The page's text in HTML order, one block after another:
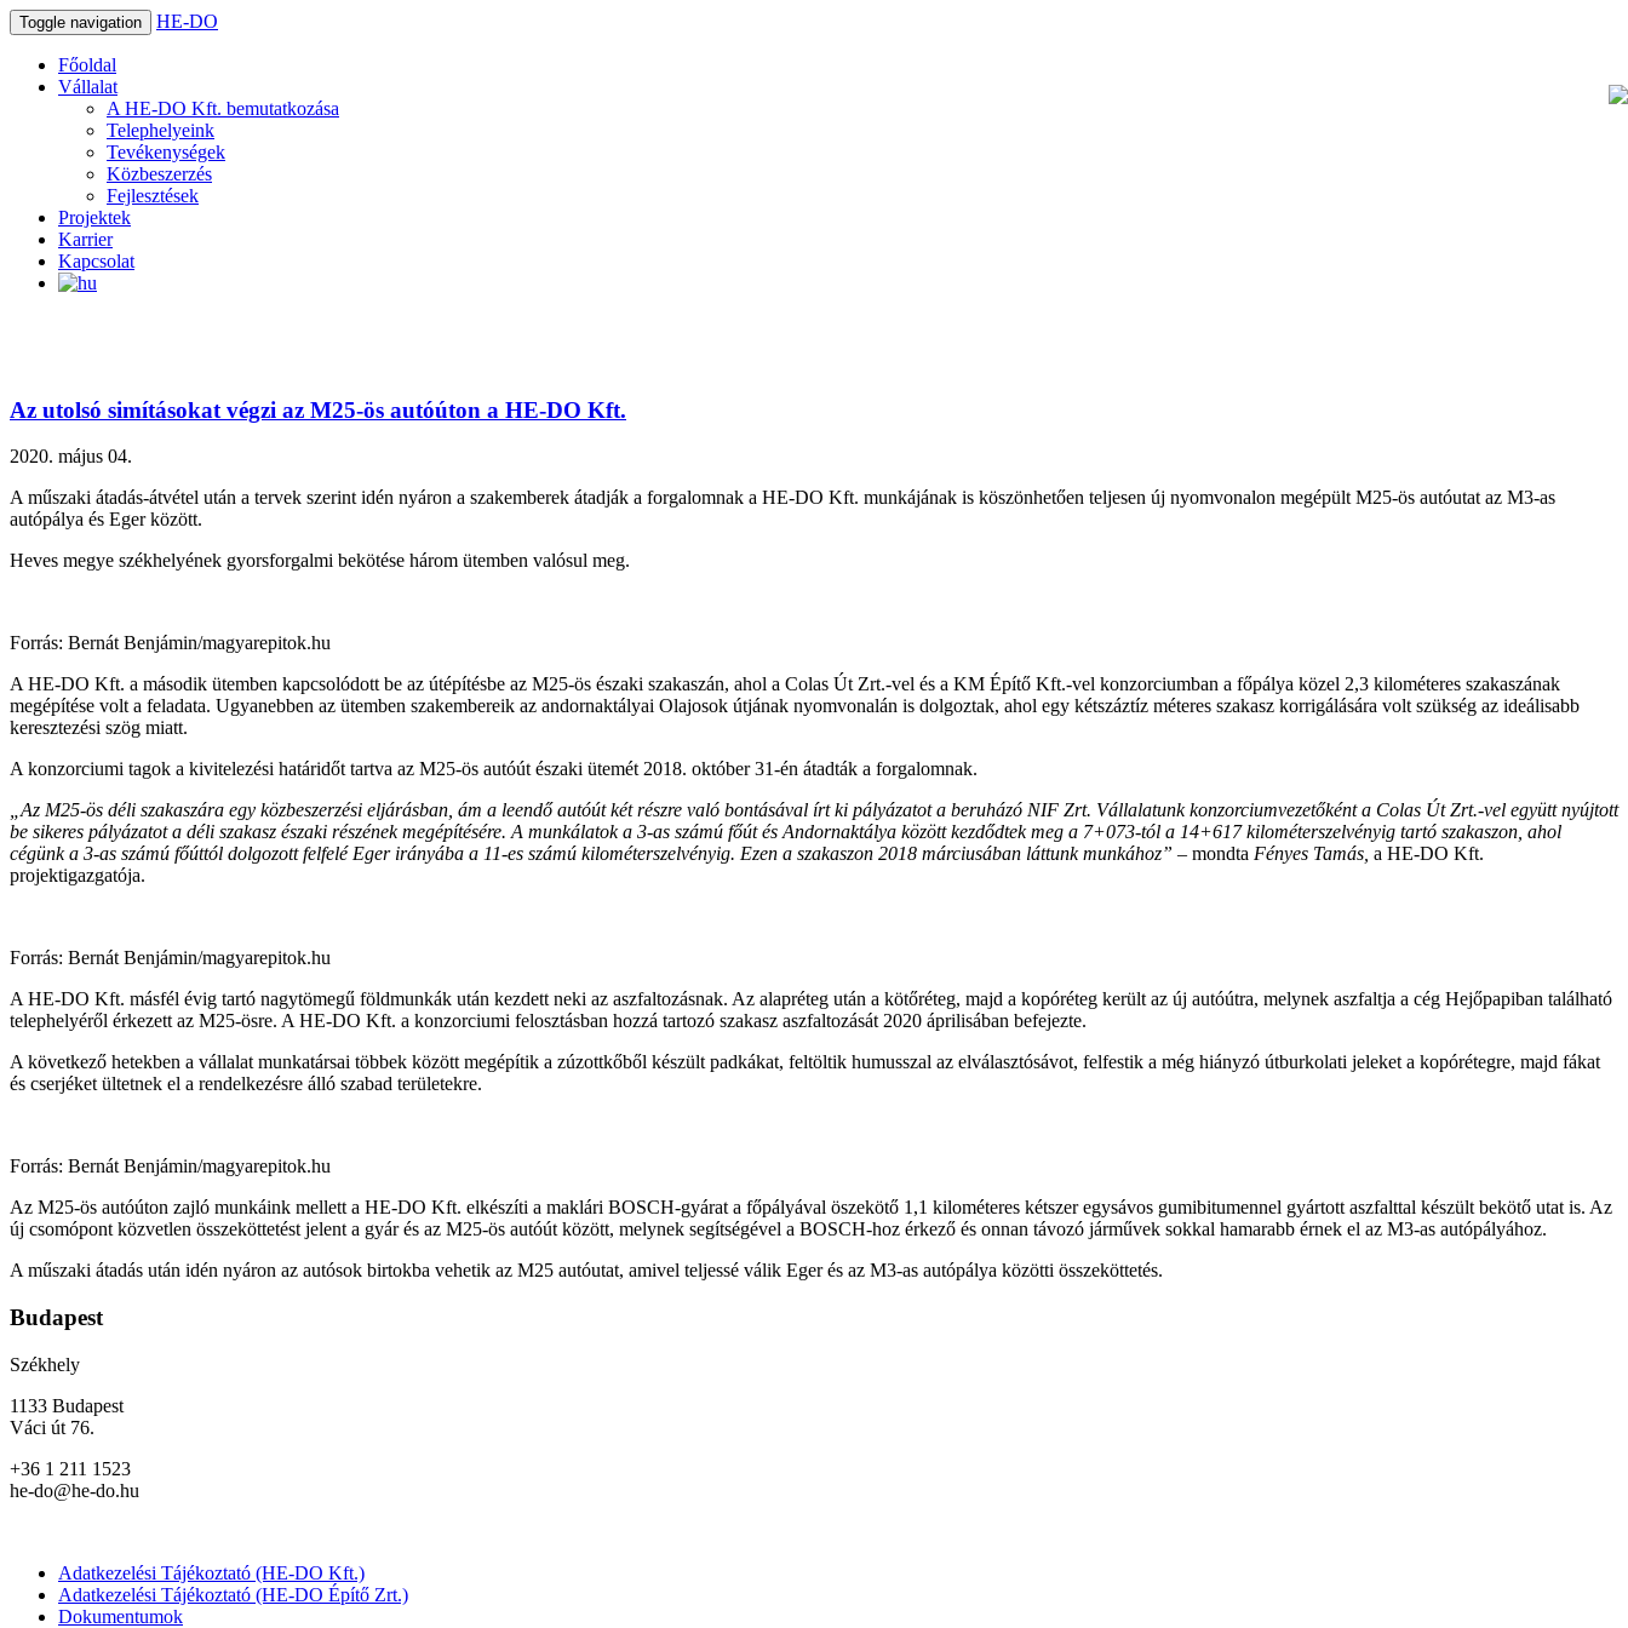
Toggle navigation HE-DO
Főoldal
Vállalat
A HE-DO Kft. bemutatkozása
Telephelyeink
Tevékenységek
Közbeszerzés
Fejlesztések
Projektek
Karrier
Kapcsolat
Az utolsó simításokat végzi az M25-ös autóúton a HE-DO Kft.
2020. május 04.
A műszaki átadás-átvétel után a tervek szerint idén nyáron a szakemberek átadják a forgalomnak a HE-DO Kft. munkájának is köszönhetően teljesen új nyomvonalon megépült M25-ös autóutat az M3-as
autópálya és Eger között.
Heves megye székhelyének gyorsforgalmi bekötése három ütemben valósul meg.
Forrás: Bernát Benjámin/magyarepitok.hu
A HE-DO Kft. a második ütemben kapcsolódott be az útépítésbe az M25-ös északi szakaszán, ahol a Colas Út Zrt.-vel és a KM Építő Kft.-vel konzorciumban a főpálya közel 2,3 kilométeres szakaszának
megépítése volt a feladata. Ugyanebben az ütemben szakembereik az andornaktályai Olajosok útjának nyomvonalán is dolgoztak, ahol egy kétszáztíz méteres szakasz korrigálására volt szükség az ideálisabb
keresztezési szög miatt.
A konzorciumi tagok a kivitelezési határidőt tartva az M25-ös autóút északi ütemét 2018. október 31-én átadták a forgalomnak.
„Az M25-ös déli szakaszára egy közbeszerzési eljárásban, ám a leendő autóút két részre való bontásával írt ki pályázatot a beruházó NIF Zrt. Vállalatunk konzorciumvezetőként a Colas Út Zrt.-vel együtt nyújtott
be sikeres pályázatot a déli szakasz északi részének megépítésére. A munkálatok a 3-as számú főút és Andornaktálya között kezdődtek meg a 7+073-tól a 14+617 kilométerszelvényig tartó szakaszon, ahol
cégünk a 3-as számú főúttól dolgozott felfelé Eger irányába a 11-es számú kilométerszelvényig. Ezen a szakaszon 2018 márciusában láttunk munkához” – mondta Fényes Tamás, a HE-DO Kft.
projektigazgatója.
Forrás: Bernát Benjámin/magyarepitok.hu
A HE-DO Kft. másfél évig tartó nagytömegű földmunkák után kezdett neki az aszfaltozásnak. Az alapréteg után a kötőréteg, majd a kopóréteg került az új autóútra, melynek aszfaltja a cég Hejőpapiban található
telephelyéről érkezett az M25-ösre. A HE-DO Kft. a konzorciumi felosztásban hozzá tartozó szakasz aszfaltozását 2020 áprilisában befejezte.
A következő hetekben a vállalat munkatársai többek között megépítik a zúzottkőből készült padkákat, feltöltik humusszal az elválasztósávot, felfestik a még hiányzó útburkolati jeleket a kopórétegre, majd fákat
és cserjéket ültetnek el a rendelkezésre álló szabad területekre.
Forrás: Bernát Benjámin/magyarepitok.hu
Az M25-ös autóúton zajló munkáink mellett a HE-DO Kft. elkészíti a maklári BOSCH-gyárat a főpályával öszekötő 1,1 kilométeres kétszer egysávos gumibitumennel gyártott aszfalttal készült bekötő utat is. Az
új csomópont közvetlen összeköttetést jelent a gyár és az M25-ös autóút között, melynek segítségével a BOSCH-hoz érkező és onnan távozó járművek sokkal hamarabb érnek el az M3-as autópályához.
A műszaki átadás után idén nyáron az autósok birtokba vehetik az M25 autóutat, amivel teljessé válik Eger és az M3-as autópálya közötti összeköttetés.
Budapest
Székhely
1133 Budapest
Váci út 76.
+36 1 211 1523
he-do@he-do.hu
Adatkezelési Tájékoztató (HE-DO Kft.)
Adatkezelési Tájékoztató (HE-DO Építő Zrt.)
Dokumentumok